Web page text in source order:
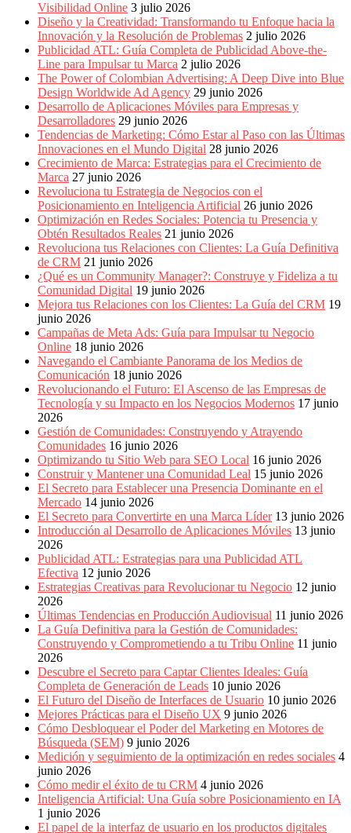
Visibilidad Online 3 julio 2026
Diseño y la Creatividad: Transformando tu Enfoque hacia la
Innovación y la Resolución de Problemas 2 julio 2026
Publicidad ATL: Guía Completa de Publicidad Above-the-
Line para Impulsar tu Marca 2 julio 2026
The Power of Colombian Advertising: A Deep Dive into Blue
Design Worldwide Ad Agency 29 junio 2026
Desarrollo de Aplicaciones Móviles para Empresas y
Desarrolladores 29 junio 2026
Tendencias de Marketing: Cómo Estar al Paso con las Últimas
Innovaciones en el Mundo Digital 28 junio 2026
Crecimiento de Marca: Estrategias para el Crecimiento de
Marca 27 junio 2026
Revoluciona tu Estrategia de Negocios con el
Posicionamiento en Inteligencia Artificial 26 junio 2026
Optimización en Redes Sociales: Potencia tu Presencia y
Obtén Resultados Reales 21 junio 2026
Revoluciona tus Relaciones con Clientes: La Guía Definitiva
de CRM 21 junio 2026
¿Qué es un Community Manager?: Construye y Fideliza a tu
Comunidad Digital 19 junio 2026
Mejora tus Relaciones con los Clientes: La Guía del CRM 19
junio 2026
Campañas de Meta Ads: Guía para Impulsar tu Negocio
Online 18 junio 2026
Navegando el Cambiante Panorama de los Medios de
Comunicación 18 junio 2026
Revolucionando el Futuro: El Ascenso de las Empresas de
Tecnología y su Impacto en los Negocios Modernos 17 junio
2026
Gestión de Comunidades: Construyendo y Atrayendo
Comunidades 16 junio 2026
Optimizando tu Sitio Web para SEO Local 16 junio 2026
Construir y Mantener una Comunidad Leal 15 junio 2026
El Secreto para Establecer una Presencia Dominante en el
Mercado 14 junio 2026
El Secreto para Convertirte en una Marca Líder 13 junio 2026
Introducción al Desarrollo de Aplicaciones Móviles 13 junio
2026
Publicidad ATL: Estrategias para una Publicidad ATL
Efectiva 12 junio 2026
Estrategias Creativas para Revolucionar tu Negocio 12 junio
2026
Últimas Tendencias en Producción Audiovisual 11 junio 2026
La Guía Definitiva para la Gestión de Comunidades:
Construyendo y Comprometiendo a tu Tribu Online 11 junio
2026
Descubre el Secreto para Captar Clientes Ideales: Guía
Completa de Generación de Leads 10 junio 2026
El Futuro del Diseño de Interfaces de Usuario 10 junio 2026
Mejores Prácticas para el Diseño UX 9 junio 2026
Cómo Desbloquear el Poder del Marketing en Motores de
Búsqueda (SEM) 9 junio 2026
Medición y seguimiento de la optimización en redes sociales 4
junio 2026
Cómo medir el éxito de tu CRM 4 junio 2026
Inteligencia Artificial: Una Guía sobre Posicionamiento en IA
1 junio 2026
El papel de la interfaz de usuario en los productos digitales